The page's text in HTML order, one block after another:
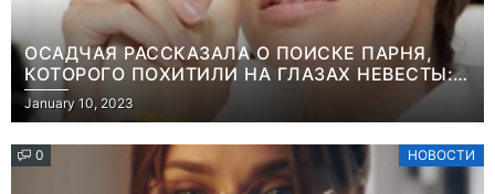
ОСАДЧАЯ РАССКАЗАЛА О ПОИСКЕ ПАРНЯ,
КОТОРОГО ПОХИТИЛИ НА ГЛАЗАХ НЕВЕСТЫ:
“ОН ВЕСЬ УДАР ПРИНЯЛ НА СЕБЯ”
January 10, 2023
0 НОВОСТИ